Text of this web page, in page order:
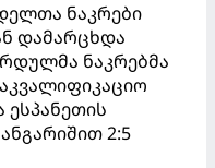
ნაკრები
დამარცხდა
ნაკრებმა
ესპანეთის
2:5